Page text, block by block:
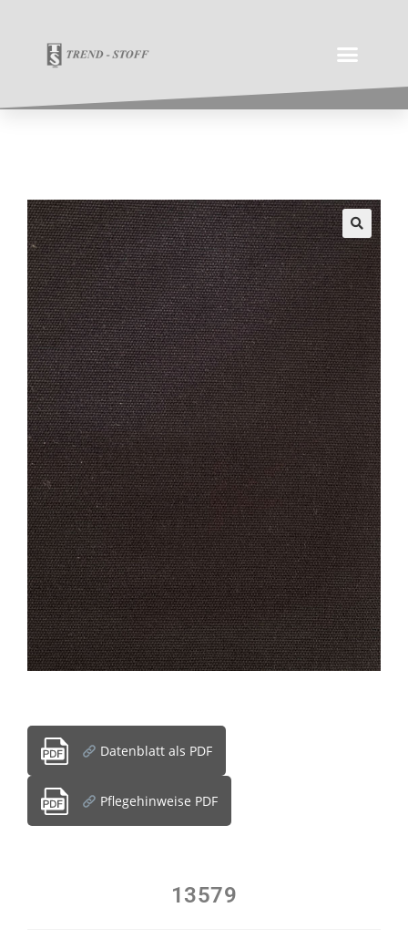
Datenblatt als PDF
Pflegehinweise PDF
13579